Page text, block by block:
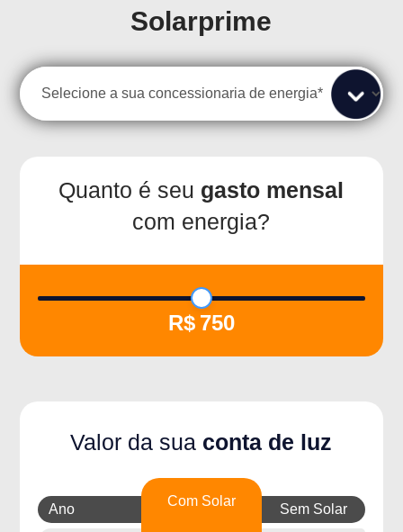
Solarprime
Quanto é seu gasto mensal
com energia?
750
Valor da sua conta de luz
Ano Com Solar Sem Solar